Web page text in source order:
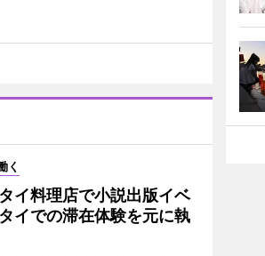
く
イ料理店で小説出版イベ
イでの滞在体験を元に執